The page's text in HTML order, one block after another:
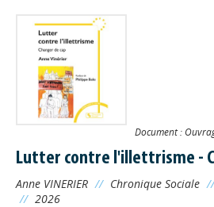
Document :
Lutter contre l'illettrisme -
Anne VINERIER // Chronique Sociale
// 2026